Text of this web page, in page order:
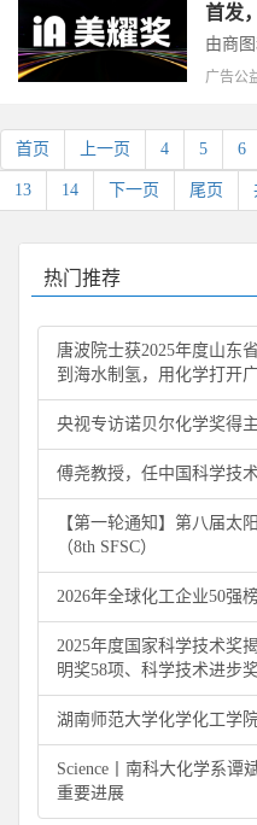
首发
等
个品
由商
2026
风格，
广告公
首页 上一页 4 5 6
13 14 下一页 尾页
热门推荐
唐波院士获2025年度山东
到海水制氢，用化学打开
央视专访诺贝尔化学奖得
傅尧教授，任中国科学技
【第一轮通知】第八届太
（8th SFSC）
2026年全球化工企业50强
2025年度国家科学技术奖
明奖58项、科学技术进步
湖南师范大学化学化工学
Science丨南科大化学系谭
重要进展